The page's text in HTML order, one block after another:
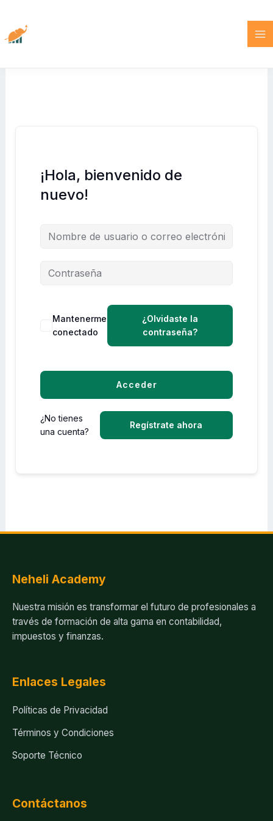
contenido
¡Hola, bienvenido de
nuevo!
Mantenerme
conectado
¿Olvidaste la
contraseña?
Acceder
¿No tienes
una cuenta?
Regístrate ahora
Neheli Academy
Nuestra misión es transformar el futuro de profesionales a
través de formación de alta gama en contabilidad,
impuestos y finanzas.
Enlaces Legales
Políticas de Privacidad
Términos y Condiciones
Soporte Técnico
Contáctanos